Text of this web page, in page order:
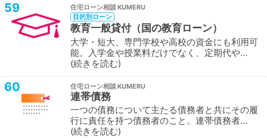
59
住宅ローン相談
目的別ローン
教育一般貸付（国の教育ローン）
大学・短大、専門学校や高校の資金にも利用可
能。入学金や授業料だけでなく、定期代や…
続きを読む
60 住宅ローン相談
連帯債務
一つの債務について主たる債務者と共にその履
行に責任を持つ債務者のこと。連帯債務者…
続きを読む